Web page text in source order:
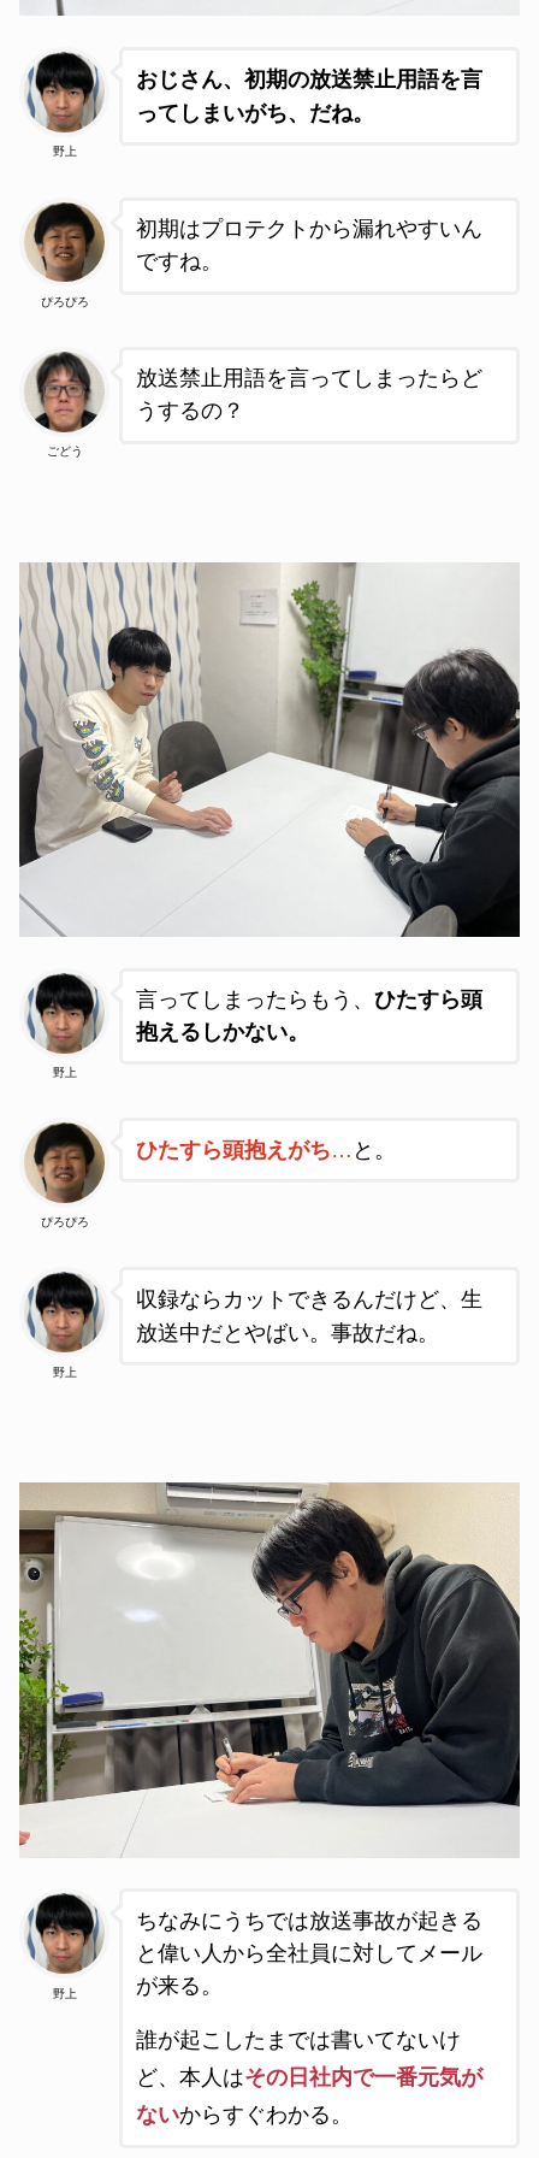
野上
おじさん、初期の放送禁止用語を言
ってしまいがち、だね。
ぴろぴろ
初期はプロテクトから漏れやすいん
ですね。
ごどう
放送禁止用語を言ってしまったらど
うするの？
野上
言ってしまったらもう、 ひたすら頭
抱えるしかない。
ぴろぴろ
ひたすら頭抱えがち… と。
野上
収録ならカットできるんだけど、生
放送中だとやばい。事故だね。
野上
ちなみにうちでは放送事故が起きる
と偉い人から全社員に対してメール
が来る 。
誰が起こしたまでは書いてないけ
ど、本人はその日社内で一番元気が
ないからすぐわかる。